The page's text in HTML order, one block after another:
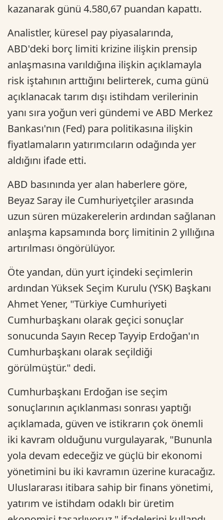
kazanarak günü 4.580,67 puandan kapattı.
Analistler, küresel pay piyasalarında,
ABD'deki borç limiti krizine ilişkin prensip
anlaşmasına varıldığına ilişkin açıklamayla
risk iştahının arttığını belirterek, cuma günü
açıklanacak tarım dışı istihdam verilerinin
yanı sıra yoğun veri gündemi ve ABD Merkez
Bankası'nın (Fed) para politikasına ilişkin
fiyatlamaların yatırımcıların odağında yer
aldığını ifade etti.
ABD basınında yer alan haberlere göre,
Beyaz Saray ile Cumhuriyetçiler arasında
uzun süren müzakerelerin ardından sağlanan
anlaşma kapsamında borç limitinin 2 yıllığına
artırılması öngörülüyor.
Öte yandan, dün yurt içindeki seçimlerin
ardından Yüksek Seçim Kurulu (YSK) Başkanı
Ahmet Yener, "Türkiye Cumhuriyeti
Cumhurbaşkanı olarak geçici sonuçlar
sonucunda Sayın Recep Tayyip Erdoğan'ın
Cumhurbaşkanı olarak seçildiği
görülmüştür." dedi.
Cumhurbaşkanı Erdoğan ise seçim
sonuçlarının açıklanması sonrası yaptığı
açıklamada, güven ve istikrarın çok önemli
iki kavram olduğunu vurgulayarak, "Bununla
yola devam edeceğiz ve güçlü bir ekonomi
yönetimini bu iki kavramın üzerine kuracağız.
Uluslararası itibara sahip bir finans yönetimi,
yatırım ve istihdam odaklı bir üretim